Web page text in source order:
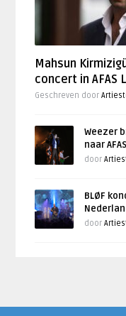
Mahsun
concert in AFAS
Geschreven door
Weezer
naar
door
BLØF
door